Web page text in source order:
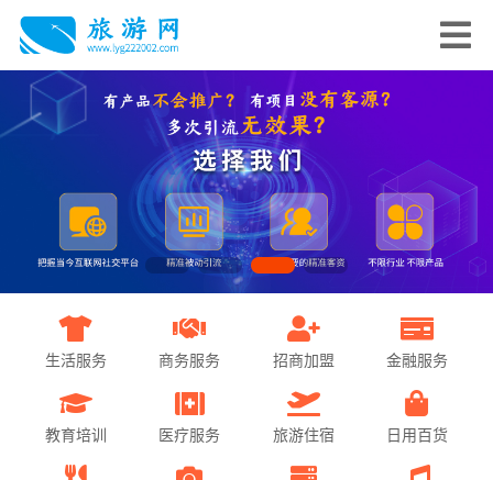
生活服务 商务服务 招商加盟 金融服务
教育培训 医疗服务 旅游住宿 日用百货